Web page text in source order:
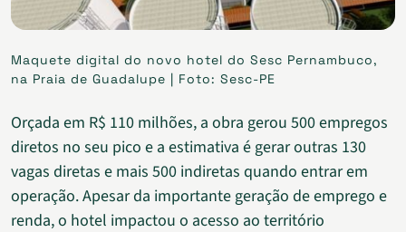
Maquete digital do novo hotel do Sesc Pernambuco,
na Praia de Guadalupe | Foto: Sesc-PE
Orçada em R$ 110 milhões, a obra gerou 500 empregos
diretos no seu pico e a estimativa é gerar outras 130
vagas diretas e mais 500 indiretas quando entrar em
operação. Apesar da importante geração de emprego e
renda, o hotel impactou o acesso ao território